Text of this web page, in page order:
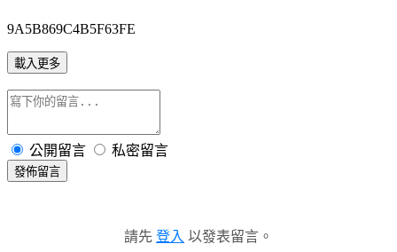
9A5B869C4B5F63FE
載入更多
公開留言 私密留言
發佈留言
請先 登入 以發表留言。